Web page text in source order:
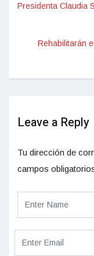
Presidenta Claudia
Rehabilitarán
Leave a Reply
Tu dirección de
campos